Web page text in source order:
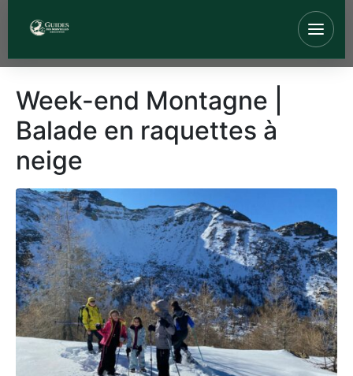
Week-end Montagne |
Balade en raquettes à
neige